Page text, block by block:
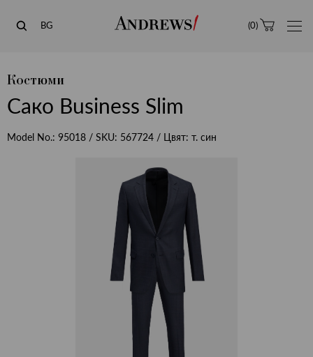
Andrews
BG (0)
Костюми
Сако Business Slim
Model No.: 95018 / SKU: 567724 / Цвят: т. син